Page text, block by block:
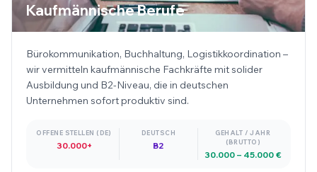
Kaufmännische Berufe
Bürokommunikation, Buchhaltung, Logistikkoordination –
wir vermitteln kaufmännische Fachkräfte mit solider
Ausbildung und B2-Niveau, die in deutschen
Unternehmen sofort produktiv sind.
OFFENE STELLEN (DE)
30.000+
DEUTSCH
B2
GEHALT / JAHR
(BRUTTO)
30.000 – 45.000 €